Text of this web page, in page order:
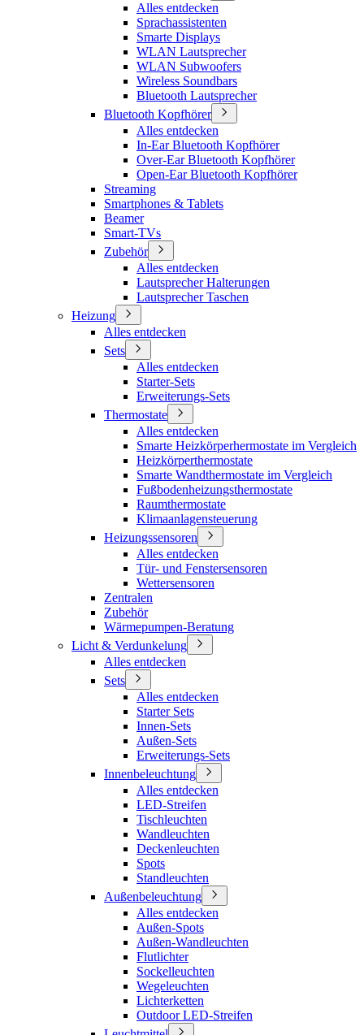
Alles entdecken
Sprachassistenten
Smarte Displays
WLAN Lautsprecher
WLAN Subwoofers
Wireless Soundbars
Bluetooth Lautsprecher
Bluetooth Kopfhörer
Alles entdecken
In-Ear Bluetooth Kopfhörer
Over-Ear Bluetooth Kopfhörer
Open-Ear Bluetooth Kopfhörer
Streaming
Smartphones & Tablets
Beamer
Smart-TVs
Zubehör
Alles entdecken
Lautsprecher Halterungen
Lautsprecher Taschen
Heizung
Alles entdecken
Sets
Alles entdecken
Starter-Sets
Erweiterungs-Sets
Thermostate
Alles entdecken
Smarte Heizkörperhermostate im Vergleich
Heizkörperthermostate
Smarte Wandthermostate im Vergleich
Fußbodenheizungsthermostate
Raumthermostate
Klimaanlagensteuerung
Heizungssensoren
Alles entdecken
Tür- und Fenstersensoren
Wettersensoren
Zentralen
Zubehör
Wärmepumpen-Beratung
Licht & Verdunkelung
Alles entdecken
Sets
Alles entdecken
Starter Sets
Innen-Sets
Außen-Sets
Erweiterungs-Sets
Innenbeleuchtung
Alles entdecken
LED-Streifen
Tischleuchten
Wandleuchten
Deckenleuchten
Spots
Standleuchten
Außenbeleuchtung
Alles entdecken
Außen-Spots
Außen-Wandleuchten
Flutlichter
Sockelleuchten
Wegeleuchten
Lichterketten
Outdoor LED-Streifen